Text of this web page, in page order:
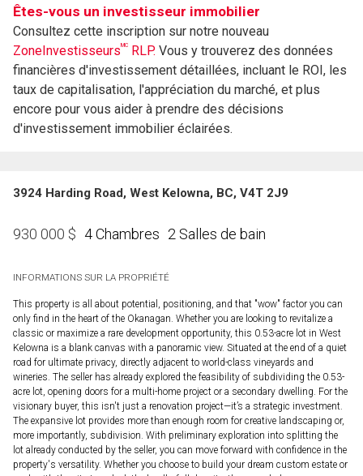
Êtes-vous un investisseur immobilier
Consultez cette inscription sur notre nouveau
ZoneInvestisseursMC RLP. Vous y trouverez des données
financières d'investissement détaillées, incluant le ROI, les
taux de capitalisation, l'appréciation du marché, et plus
encore pour vous aider à prendre des décisions
d'investissement immobilier éclairées.
3924 Harding Road, West Kelowna, BC, V4T 2J9
930 000 $ 4 Chambres 2 Salles de bain
INFORMATIONS SUR LA PROPRIÉTÉ
This property is all about potential, positioning, and that "wow" factor you can
only find in the heart of the Okanagan. Whether you are looking to revitalize a
classic or maximize a rare development opportunity, this 0.53-acre lot in West
Kelowna is a blank canvas with a panoramic view. Situated at the end of a quiet
road for ultimate privacy, directly adjacent to world-class vineyards and
wineries. The seller has already explored the feasibility of subdividing the 0.53-
acre lot, opening doors for a multi-home project or a secondary dwelling. For the
visionary buyer, this isn't just a renovation project—it’s a strategic investment.
The expansive lot provides more than enough room for creative landscaping or,
more importantly, subdivision. With preliminary exploration into splitting the
lot already conducted by the seller, you can move forward with confidence in the
property's versatility. Whether you choose to build your dream custom estate or